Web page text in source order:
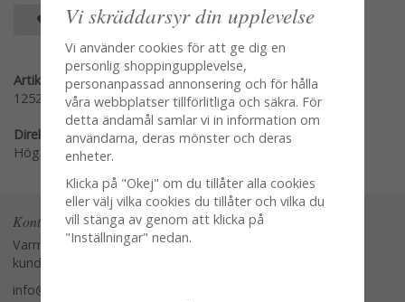
SPARA SOM FAVORIT
Artikelnummer:
125200
Direktlänk:
Högerklicka och kopiera adressen
Kontakta oss
Varmt välkommen att kontakta vår
kundtjänst.
info@glasverandan.se
Vi skräddarsyr din upplevelse
Vi använder cookies för att ge dig en
personlig shoppingupplevelse,
personanpassad annonsering och för hålla
våra webbplatser tillförlitliga och säkra. För
detta ändamål samlar vi in information om
användarna, deras mönster och deras
enheter.
Klicka på "Okej" om du tillåter alla cookies
eller välj vilka cookies du tillåter och vilka du
vill stänga av genom att klicka på
"Inställningar" nedan.